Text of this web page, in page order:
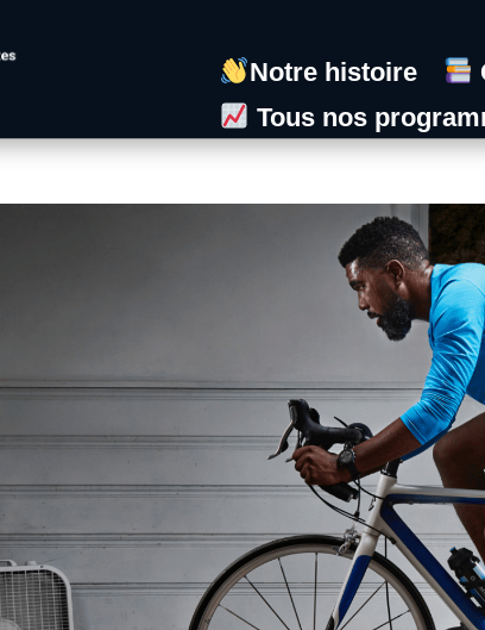
Notre histoire
Tous nos